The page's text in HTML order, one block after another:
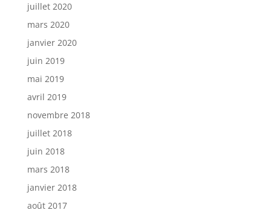
juillet 2020
mars 2020
janvier 2020
juin 2019
mai 2019
avril 2019
novembre 2018
juillet 2018
juin 2018
mars 2018
janvier 2018
août 2017